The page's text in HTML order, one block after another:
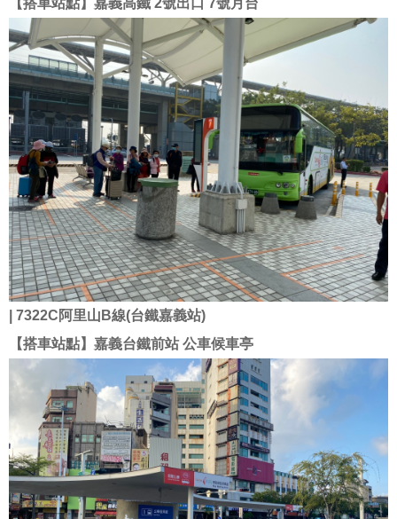
| 7322C阿里山B線(台鐵嘉義站)
【搭車站點】嘉義台鐵前站 公車候車亭